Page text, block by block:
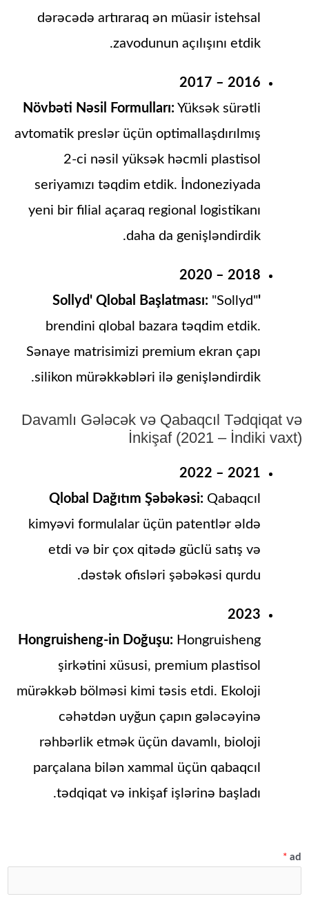
dərəcədə artıraraq ən müasir istehsal
zavodunun açılışını etdik.
2016 – 2017
Növbəti Nəsil Formulları: Yüksək sürətli
avtomatik preslər üçün optimallaşdırılmış
2-ci nəsil yüksək həcmli plastisol
seriyamızı təqdim etdik. İndoneziyada
yeni bir filial açaraq regional logistikanı
daha da genişləndirdik.
2018 – 2020
'Sollyd' Qlobal Başlatması:
"Sollyd"
brendini qlobal bazara təqdim etdik.
Sənaye matrisimizi premium ekran çapı
silikon mürəkkəbləri ilə genişləndirdik.
Davamlı Gələcək və Qabaqcıl Tədqiqat və
İnkişaf (2021 – İndiki vaxt)
2021 – 2022
Qlobal Dağıtım Şəbəkəsi: Qabaqcıl
kimyəvi formulalar üçün patentlər əldə
etdi və bir çox qitədə güclü satış və
dəstək ofisləri şəbəkəsi qurdu.
2023
Hongruisheng-in Doğuşu: Hongruisheng
şirkətini xüsusi, premium plastisol
mürəkkəb bölməsi kimi təsis etdi. Ekoloji
cəhətdən uyğun çapın gələcəyinə
rəhbərlik etmək üçün davamlı, bioloji
parçalana bilən xammal üçün qabaqcıl
tədqiqat və inkişaf işlərinə başladı.
ad
*